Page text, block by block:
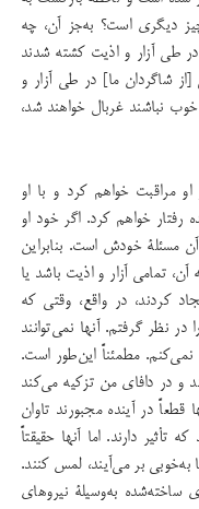
دیگری است؟ به‌جز آن، چه
طی آزار و اذیت كشته شدند
شاگردان ما] در طی آزار و
نباشند غربال خواهند شد،
او مراقبت خواهم كرد و با او
رفتار خواهم كرد. اگر خود او
مسئلۀ خودش است. بنابراین
تمامی آزار و اذیت باشد یا
کردند، در واقع، وقتی كه
نظر گرفتم. آنها نمی‌توانند
نمی‌كنم. مطمئناً این‌طور است.
و در دافای من تزكیه می‌كند
در آینده مجبورند تاوان
تأثیر دارند. اما آنها حقیقتاً
به‌خوبی بر می‌آیند، لمس كنند.
ساخته‌شده به‌وسیلۀ نیروهای